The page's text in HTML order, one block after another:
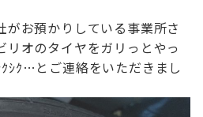
がお預かりしている事業所さ
リオのタイヤをガリっとやっ
ｼｸ… とご連絡をいただきまし